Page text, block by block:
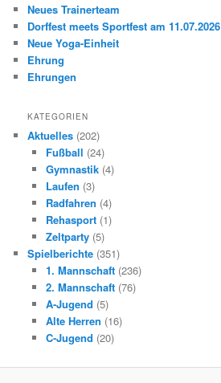
Neues Trainerteam
Dorffest meets Sportfest am 11.07.2026
Neue Yoga-Einheit
Ehrung
Ehrungen
KATEGORIEN
Aktuelles (202)
Fußball (24)
Gymnastik(4)
Laufen (3)
Radfahren (4)
Rehasport(1)
Zeltparty(5)
Spielberichte (351)
1. Mannschaft(236)
2. Mannschaft(76)
A-Jugend (5)
Alte Herren (16)
C-Jugend (20)